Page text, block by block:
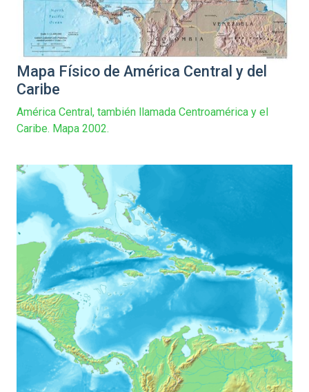
Mapa Físico de América Central y del
Caribe
América Central, también llamada Centroamérica y el
Caribe. Mapa 2002.